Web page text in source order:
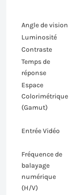
Angle de vision
Luminosité
Contraste
Temps de
réponse
Espace
Colorimétrique
(Gamut)
Entrée Vidéo
Fréquence de
balayage
numérique
(H/V)